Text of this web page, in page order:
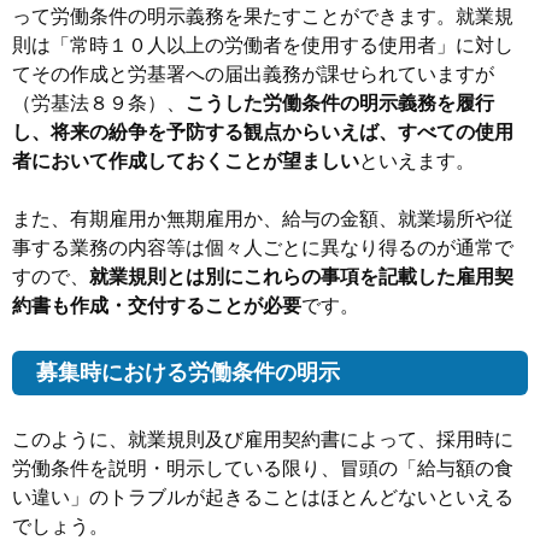
って労働条件の明示義務を果たすことができます。就業規
則は「常時１０人以上の労働者を使用する使用者」に対し
てその作成と労基署への届出義務が課せられていますが
（労基法８９条）、
こうした労働条件の明示義務を履行
し、将来の紛争を予防する観点からいえば、すべての使用
者において作成しておくことが望ましいといえます。
また、有期雇用か無期雇用か、給与の金額、就業場所や従
事する業務の内容等は個々人ごとに異なり得るのが通常で
すので、 就業規則とは別にこれらの事項を記載した雇用契
約書も作成・交付することが必要です。
募集時における労働条件の明示
このように、就業規則及び雇用契約書によって、採用時に
労働条件を説明・明示している限り、冒頭の「給与額の食
い違い」のトラブルが起きることはほとんどないといえる
でしょう。